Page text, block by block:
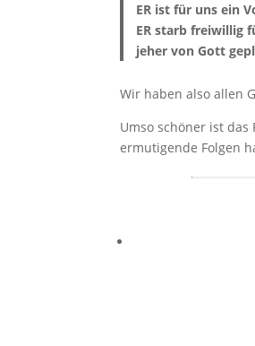
ER ist für uns ein
ER starb freiwillig
jeher von Gott
Wir haben also allen
Umso schöner ist das
ermutigende Folgen